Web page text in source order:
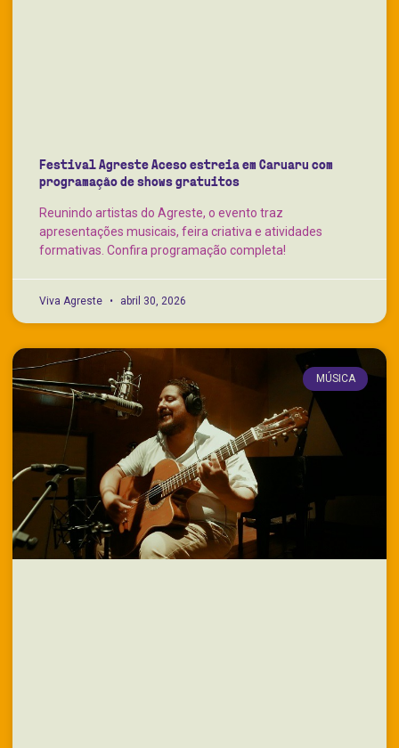
Festival Agreste Aceso estreia em Caruaru com
programação de shows gratuitos
Reunindo artistas do Agreste, o evento traz
apresentações musicais, feira criativa e atividades
formativas. Confira programação completa!
Viva Agreste abril 30, 2026
MÚSICA